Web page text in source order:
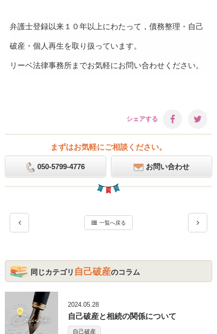
弁護士登録以来１０年以上にわたって，債務整理・自己
破産・個人再生を取り扱っています。
リーベ法律事務所までお気軽にお問い合わせください。
シェアする
まずはお気軽にご相談ください。
050-5799-4776 お問い合わせ
一覧へ戻る
同じカテゴリ 自己破産のコラム
2024.05.28
自己破産と相続の関係について
自己破産